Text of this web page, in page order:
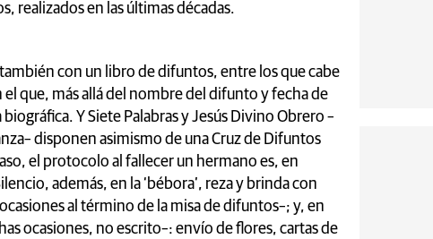
realizados en las últimas décadas.
con un libro de difuntos, entre los que cabe
el que, más allá del nombre del difunto y fecha de
Y Siete Palabras y Jesús Divino Obrero –
disponen asimismo de una Cruz de Difuntos
el protocolo al fallecer un hermano es, en
además, en la ‘bébora’, reza y brinda con
al término de la misa de difuntos–; y, en
ocasiones, no escrito–: envío de flores, cartas de